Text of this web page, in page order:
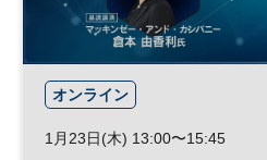
オンライン
1月23日(木) 13:00〜15:45